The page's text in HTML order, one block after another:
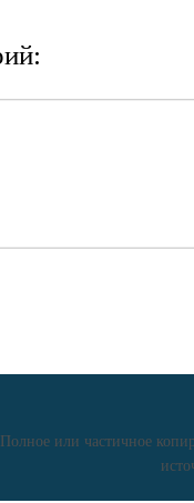
или частичное